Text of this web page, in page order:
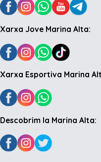
Xarxa Jove Marina Alta:
Xarxa Esportiva Marina
Descobrim la Marina Alta: